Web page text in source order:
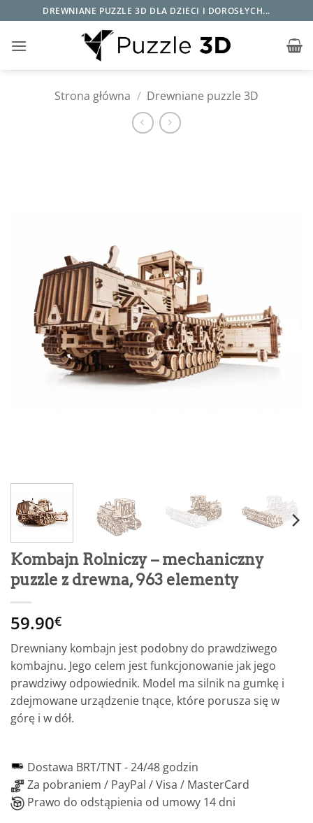
do
zawartości
DREWNIANE PUZZLE 3D DLA DZIECI I DOROSŁYCH...
Strona główna / Drewniane puzzle 3D
Kombajn Rolniczy – mechaniczny
puzzle z drewna, 963 elementy
59.90€
Drewniany kombajn jest podobny do prawdziwego
kombajnu. Jego celem jest funkcjonowanie jak jego
prawdziwy odpowiednik. Model ma silnik na gumkę i
zdejmowane urządzenie tnące, które porusza się w
górę i w dół.
Dostawa BRT/TNT -24/48 godzin
Za pobraniem / PayPal / Visa / MasterCard
Prawo do odstąpienia od umowy 14 dni